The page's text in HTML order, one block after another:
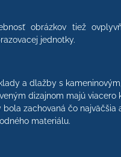
obrázkov tiež
jednotky.
a dlažby s
dizajnom majú viacero
bola zachovaná čo najväčšia
materiálu.